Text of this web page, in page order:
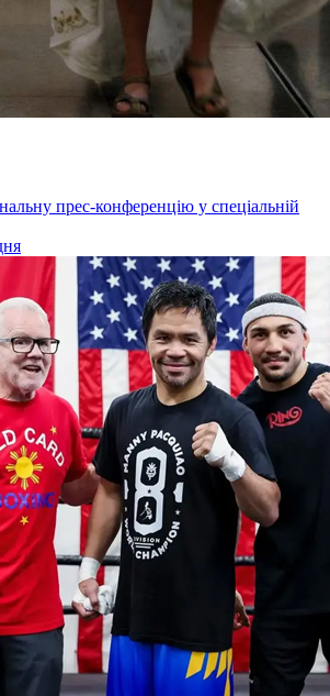
прес-конференцію у спеціальній